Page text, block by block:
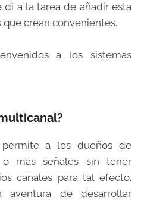
a la tarea de añadir esta
crean convenientes.
a los sistemas
a los dueños de
más señales sin tener
canales para tal efecto.
aventura de desarrollar